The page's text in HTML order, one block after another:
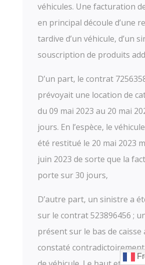
véhicules. Une facturation
en principal découle d’une
tardive d’un véhicule, d’un
souscription de produits
D’un part, le contrat
prévoyait une location de
du 09 mai 2023 au 20 mai
jours. En l’espèce, le
été restitué le 20 mai 2023
juin 2023 de sorte que la
porte sur 30 jours,
D’autre part, un sinistre a
sur le contrat 523896456 ;
présent sur le bas de caisse
constaté